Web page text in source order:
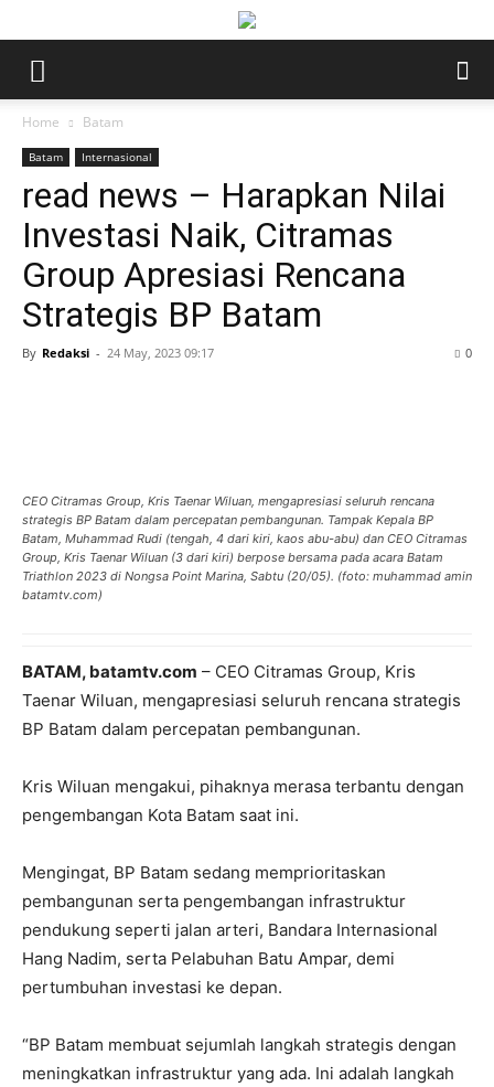
Home Batam
Batam Internasional
read news – Harapkan Nilai
Investasi Naik, Citramas
Group Apresiasi Rencana
Strategis BP Batam
By Redaksi - 24 May, 2023 09:17 0
CEO Citramas Group, Kris Taenar Wiluan, mengapresiasi seluruh rencana
strategis BP Batam dalam percepatan pembangunan. Tampak Kepala BP
Batam, Muhammad Rudi (tengah, 4 dari kiri, kaos abu-abu) dan CEO Citramas
Group, Kris Taenar Wiluan (3 dari kiri) berpose bersama pada acara Batam
Triathlon 2023 di Nongsa Point Marina, Sabtu (20/05). (foto: muhammad amin
batamtv.com)
BATAM, batamtv.com – CEO Citramas Group, Kris
Taenar Wiluan, mengapresiasi seluruh rencana strategis
BP Batam dalam percepatan pembangunan.
Kris Wiluan mengakui, pihaknya merasa terbantu dengan
pengembangan Kota Batam saat ini.
Mengingat, BP Batam sedang memprioritaskan
pembangunan serta pengembangan infrastruktur
pendukung seperti jalan arteri, Bandara Internasional
Hang Nadim, serta Pelabuhan Batu Ampar, demi
pertumbuhan investasi ke depan.
“BP Batam membuat sejumlah langkah strategis dengan
meningkatkan infrastruktur yang ada. Ini adalah langkah